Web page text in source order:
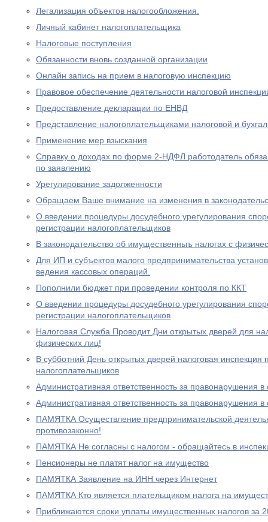
Легализация объектов налогообложения.
Личный кабинет налогоплательщика
Налоговые поступления
Обязанности вновь созданной организации
Онлайн запись на прием в налоговую инспекцию
Правовое обеспечение деятельности налоговой
Предоставление декларации по ЕНВД
Представление налогоплательщиками налоговой и
Применение мер взыскания
Справку о доходах по форме 2-НДФЛ работодатель
по заявлению
Урегулирование задолженности
Обращаем Ваше внимание на изменения в
О введении процедуры досудебного урегулирования
регистрации налогоплательщиков
В законодательство об имущественныъ налогах с
Для ИП и субъектов малого предпринимательства
ведения кассовых операций.
Пополнили бюджет при проведении контроля по ККТ
О введении процедуры досудебного урегулирования
регистрации налогоплательщиков
Налоговая Служба Проводит Дни открытых дверей для
физических лиц!
В субботний День открытых дверей налоговая инспекция
налогоплательщиков
Административная ответственность за правонарушения
Административная ответственность за правонарушения
ПАМЯТКА Осуществление предпринимательской
противозаконно!
ПАМЯТКА Не согласны с налогом - обращайтесь в
Пенсионеры не платят налог на имущество
ПАМЯТКА Заявление на ИНН через Интернет
ПАМЯТКА Кто является плательщиком налога на
Приближаются сроки уплаты имущественных налогов за